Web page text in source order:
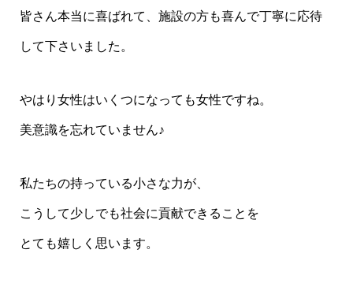
皆さん本当に喜ばれて、施設の方も喜んで丁寧に応待
して下さいました。
やはり女性はいくつになっても女性ですね。
美意識を忘れていません♪
私たちの持っている小さな力が、
こうして少しでも社会に貢献できることを
とても嬉しく思います。